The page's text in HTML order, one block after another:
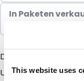
This website uses
In Paketen
Der Snazzybag
Umschlag)